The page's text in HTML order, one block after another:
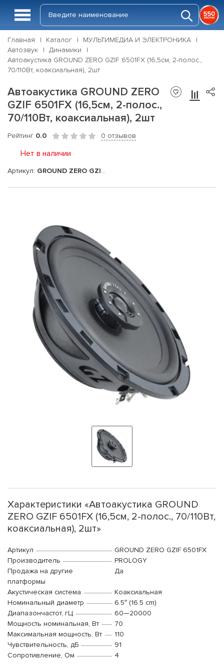
Главная Каталог
МУЛЬТИМЕДИА И ЭЛЕКТРОНИКА
Автозвук
Динамики
Автоакустика GROUND ZERO GZIF 6501FX (16,5см, 2-полос.,
70/110Вт, коаксиальная), 2шт
Автоакустика GROUND ZERO
GZIF 6501FX (16,5см, 2-полос.,
70/110Вт, коаксиальная), 2шт
Рейтинг 0.0 0 отзывов
Нет в наличии
Артикул: GROUND ZERO GZIF 6501FX
Характеристики «Автоакустика GROUND
ZERO GZIF 6501FX (16,5см, 2-полос., 70/110Вт,
коаксиальная), 2шт»
Артикул
GROUND ZERO GZIF 6501FX
Производитель
PROLOGY
Продажа на другие
платформы
Да
Акустическая система
Коаксиальная
Номинальный диаметр
6.5″ (16.5 cm)
Диапазончастот, гЦ
60—20000
Мощность номинальная, Вт
70
Максимальная мощность, Вт
110
Чувствительность, дБ
91
Сопротивление, Ом
4